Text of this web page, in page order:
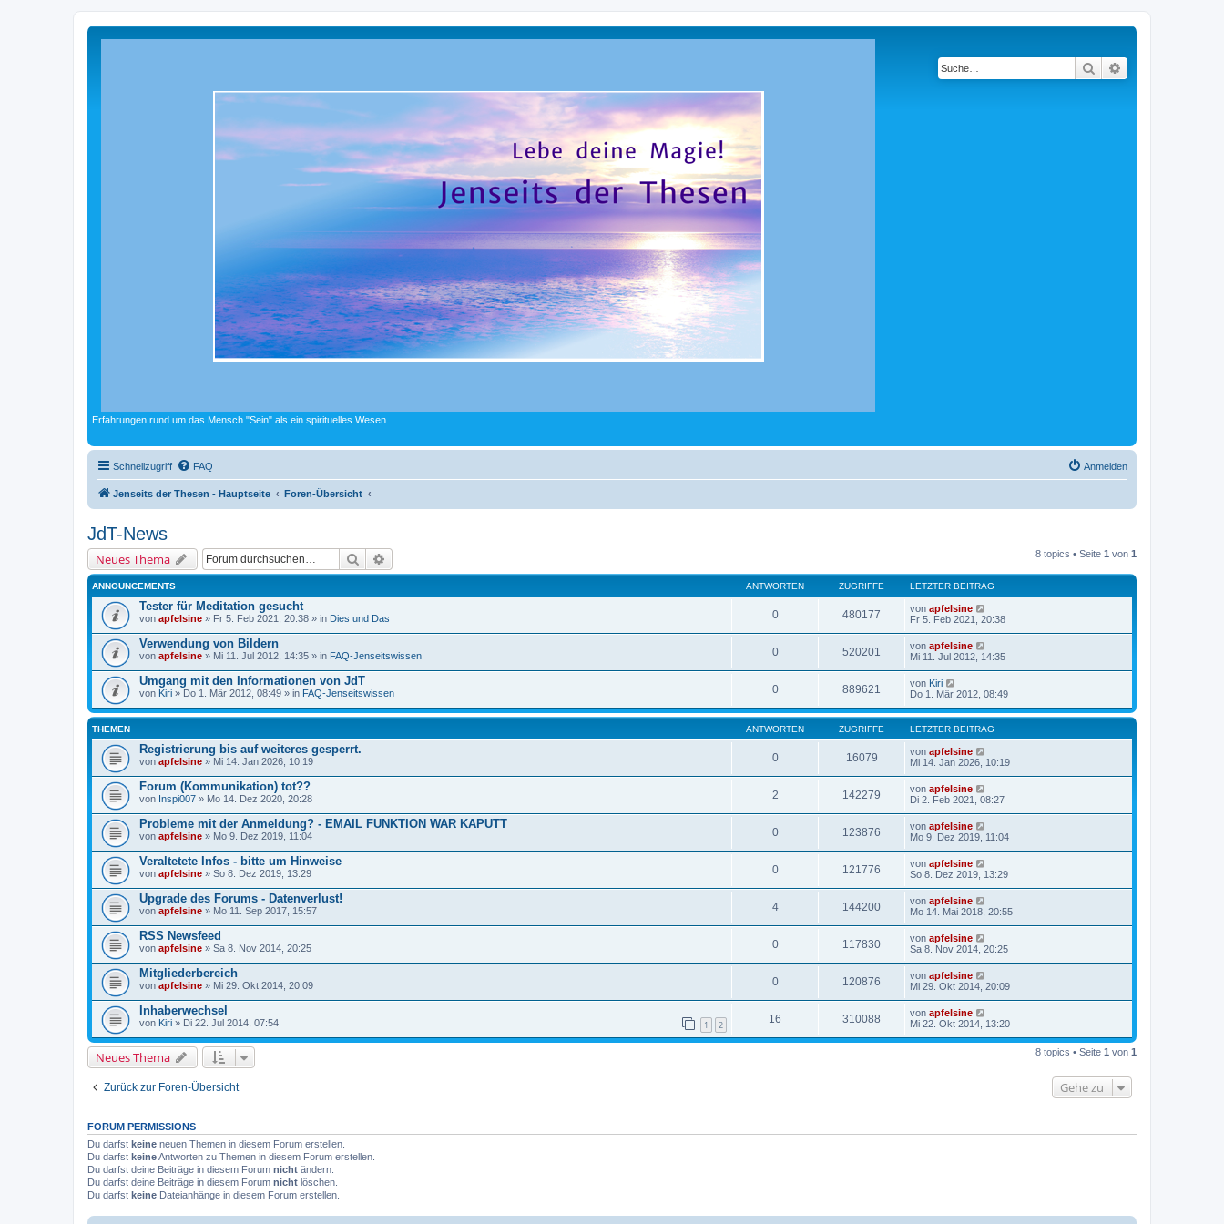
Erfahrungen rund um das Mensch "Sein" als ein spirituelles Wesen...
Suche
Schnellzugriff FAQ Anmelden
Jenseits der Thesen - Hauptseite Foren-Übersicht
JdT-News
Neues Thema Suche 8 topics • Seite 1 von 1
ANNOUNCEMENTS ANTWORTEN ZUGRIFFE LETZTER BEITRAG
Tester für Meditation gesucht
von apfelsine » Fr 5. Feb 2021, 20:38 » in Dies und Das 0 480177 von apfelsine
Fr 5. Feb 2021, 20:38
Verwendung von Bildern
von apfelsine » Mi 11. Jul 2012, 14:35 » in FAQ-Jenseitswissen 0 520201 von apfelsine
Mi 11. Jul 2012, 14:35
Umgang mit den Informationen von JdT
von Kiri » Do 1. Mär 2012, 08:49 » in FAQ-Jenseitswissen 0 889621 von Kiri
Do 1. Mär 2012, 08:49
THEMEN ANTWORTEN ZUGRIFFE LETZTER BEITRAG
Registrierung bis auf weiteres gesperrt.
von apfelsine » Mi 14. Jan 2026, 10:19 0 16079 von apfelsine
Mi 14. Jan 2026, 10:19
Forum (Kommunikation) tot??
von Inspi007 » Mo 14. Dez 2020, 20:28 2 142279 von apfelsine
Di 2. Feb 2021, 08:27
Probleme mit der Anmeldung? - EMAIL FUNKTION WAR KAPUTT
von apfelsine » Mo 9. Dez 2019, 11:04 0 123876 von apfelsine
Mo 9. Dez 2019, 11:04
Veraltetete Infos - bitte um Hinweise
von apfelsine » So 8. Dez 2019, 13:29 0 121776 von apfelsine
So 8. Dez 2019, 13:29
Upgrade des Forums - Datenverlust!
von apfelsine » Mo 11. Sep 2017, 15:57 4 144200 von apfelsine
Mo 14. Mai 2018, 20:55
RSS Newsfeed
von apfelsine » Sa 8. Nov 2014, 20:25 0 117830 von apfelsine
Sa 8. Nov 2014, 20:25
Mitgliederbereich
von apfelsine » Mi 29. Okt 2014, 20:09 0 120876 von apfelsine
Mi 29. Okt 2014, 20:09
Inhaberwechsel
von Kiri » Di 22. Jul 2014, 07:54 1 2
16 310088 von apfelsine
Mi 22. Okt 2014, 13:20
Neues Thema 8 topics • Seite 1 von 1
Zurück zur Foren-Übersicht Gehe zu
FORUM PERMISSIONS
Du darfst keine neuen Themen in diesem Forum erstellen.
Du darfst keineAntworten zu Themen in diesem Forum erstellen.
Du darfst deine Beiträge in diesem Forum nicht ändern.
Du darfst deine Beiträge in diesem Forum nicht löschen.
Du darfst keine Dateianhänge in diesem Forum erstellen.